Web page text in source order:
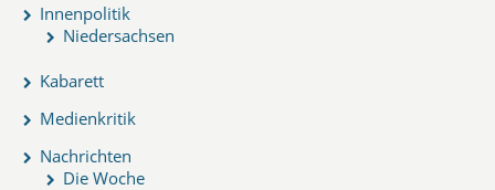
Innenpolitik
Niedersachsen
Kabarett
Medienkritik
Nachrichten
Die Woche